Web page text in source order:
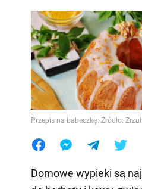
Przepis na babeczkę. Źródło:
Domowe wypieki są